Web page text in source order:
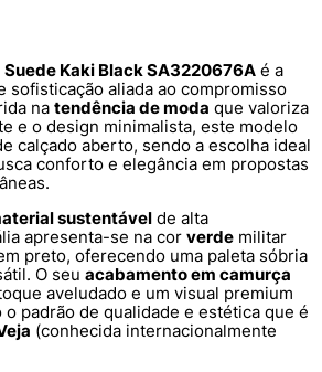
Suede Kaki Black SA3220676A é a
sofisticação aliada ao compromisso
na tendência de moda que valoriza
e o design minimalista, este modelo
calçado aberto, sendo a escolha ideal
conforto e elegância em propostas
sustentável de alta
apresenta-se na cor verde militar
preto, oferecendo uma paleta sóbria
O seu acabamento em camurça
aveludado e um visual premium
padrão de qualidade e estética que é
(conhecida internacionalmente